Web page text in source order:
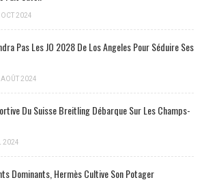
2024
Pas Les JO 2028 De Los Angeles Pour Séduire Ses
AOÛT 2024
Du Suisse Breitling Débarque Sur Les Champs-
2024
Dominants, Hermès Cultive Son Potager